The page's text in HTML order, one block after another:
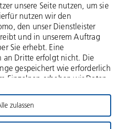
AG
unsere Seite nutzen, um sie
nutzen wir den
den unser Dienstleister
und in unserem Auftrag
Sie erhebt. Eine
an Dritte erfolgt nicht. Die
gespeichert wie erforderlich
Einzelnen erheben wir Daten
Webseiten und Ihrer
der Aufrufe, zu
und über weitere
zulassen